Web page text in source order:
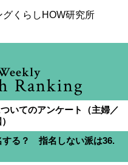
くらしHOW研究所
Ranking
いてのアンケート（主婦／
する？ 指名しない派は36.